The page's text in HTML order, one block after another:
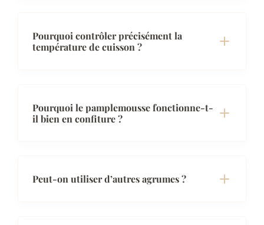
Pourquoi contrôler précisément la
température de cuisson ?
Pourquoi le pamplemousse fonctionne-t-
il bien en confiture ?
Peut-on utiliser d’autres agrumes ?